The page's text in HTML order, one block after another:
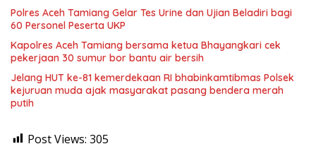
Polres Aceh Tamiang Gelar Tes Urine dan Ujian Beladiri bagi
60 Personel Peserta UKP
Kapolres Aceh Tamiang bersama ketua Bhayangkari cek
pekerjaan 30 sumur bor bantu air bersih
Jelang HUT ke-81 kemerdekaan RI bhabinkamtibmas Polsek
kejuruan muda ajak masyarakat pasang bendera merah
putih
Post Views: 305